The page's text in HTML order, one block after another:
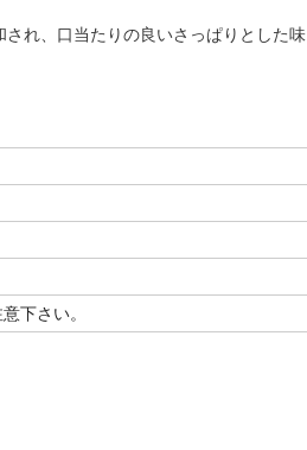
れ、口当たりの良いさっぱりとした味
下さい。